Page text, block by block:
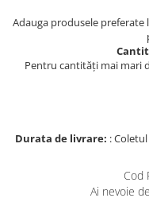
Adauga produsele
Pentru cantități mai mari
Durata de livrare: :
Cod
Ai nevoie